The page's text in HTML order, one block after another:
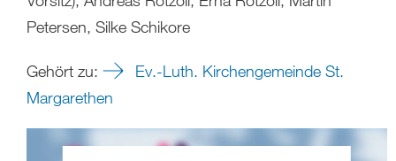
Petersen, Silke Schikore
Gehört zu:
Ev.-Luth. Kirchengemeinde St.
Margarethen